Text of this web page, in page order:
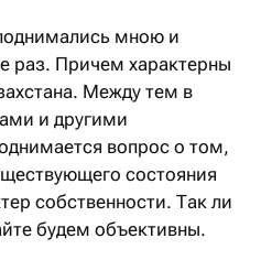
мною и
раз. Причем характерны
Между тем в
и другими
вопрос о том,
состояния
собственности. Так ли
будем объективны.